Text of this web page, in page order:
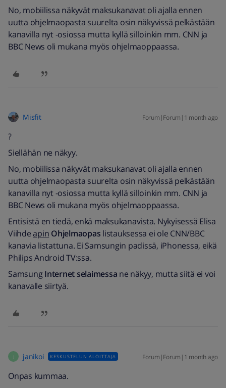
No, mobiilissa näkyvät maksukanavat oli ajalla ennen
uutta ohjelmaopasta suurelta osin näkyvissä pelkästään
kanavilla nyt -osiossa mutta kyllä silloinkin mm. CNN ja
BBC News oli mukana myös ohjelmaoppaassa.
Misfit Forum|Forum|1 month ago
?
Siellähän ne näkyy.
No, mobiilissa näkyvät maksukanavat oli ajalla ennen
uutta ohjelmaopasta suurelta osin näkyvissä pelkästään
kanavilla nyt -osiossa mutta kyllä silloinkin mm. CNN ja
BBC News oli mukana myös ohjelmaoppaassa.
Entisistä en tiedä, enkä maksukanavista. Nykyisessä Elisa
Viihdeapin Ohjelmaopas listauksessa ei ole CNN/BBC
kanavia listattuna. Ei Samsungin padissä, iPhonessa, eikä
Philips Android TV:ssa.
SamsungInternet selaimessa ne näkyy, mutta siitä ei voi
kanavalle siirtyä.
janikoi KESKUSTELUN ALOITTAJA Forum|Forum|1 month ago
Onpas kummaa.